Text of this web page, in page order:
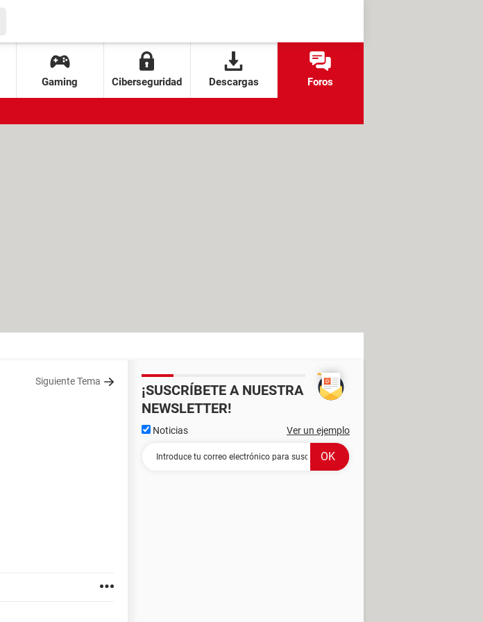
Gaming Ciberseguridad Descargas Foros
Siguiente Tema
¡SUSCRÍBETE A NUESTRA
NEWSLETTER!
Noticias Ver un ejemplo